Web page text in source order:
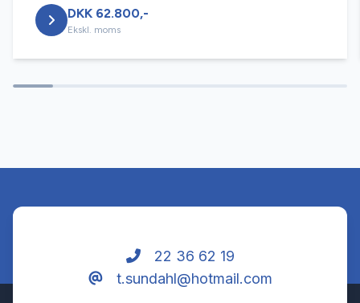
DKK 62.800,-
Ekskl. moms
22 36 62 19
t.sundahl@hotmail.com